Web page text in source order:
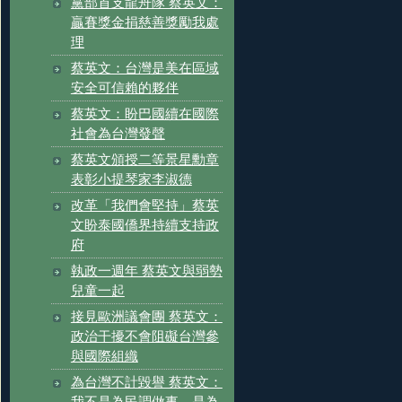
贏賽獎金捐慈善獎勵我處
理
蔡英文：台灣是美在區域
安全可信賴的夥伴
蔡英文：盼巴國續在國際
社會為台灣發聲
蔡英文頒授二等景星勳章
表彰小提琴家李淑德
改革「我們會堅持」蔡英
文盼泰國僑界持續支持政
府
執政一週年 蔡英文與弱勢
兒童一起
接見歐洲議會團 蔡英文：
政治干擾不會阻礙台灣參
與國際組織
為台灣不計毀譽 蔡英文：